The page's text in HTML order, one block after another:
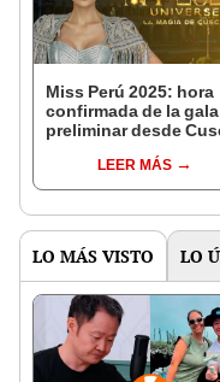
Miss Perú 2025: hora
confirmada de la gala
preliminar desde
LEER MÁS
LO MÁS VISTO LO